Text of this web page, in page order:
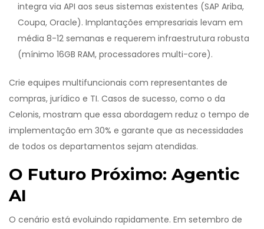
integra via API aos seus sistemas existentes (SAP Ariba,
Coupa, Oracle). Implantações empresariais levam em
média 8-12 semanas e requerem infraestrutura robusta
(mínimo 16GB RAM, processadores multi-core).
Crie equipes multifuncionais com representantes de
compras, jurídico e TI. Casos de sucesso, como o da
Celonis, mostram que essa abordagem reduz o tempo de
implementação em 30% e garante que as necessidades
de todos os departamentos sejam atendidas.
O Futuro Próximo: Agentic
AI
O cenário está evoluindo rapidamente. Em setembro de